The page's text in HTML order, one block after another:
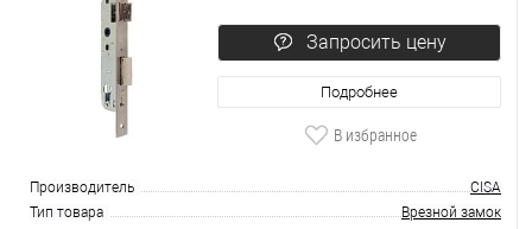
Запросить цену
Подробнее
В избранное
Производитель
CISA
Тип товара
Врезной замок